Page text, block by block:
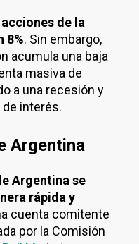
acciones de la
8%. Sin embargo,
acumula una baja
masiva de
a una recesión y
interés.
Argentina
Argentina se
rápida y
cuenta comitente
por la Comisión